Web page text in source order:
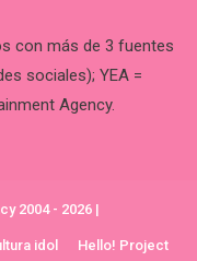
con más de 3 fuentes
sociales); YEA =
Agency.
2004 - 2026 |
idol Hello! Project